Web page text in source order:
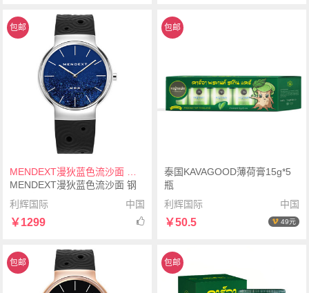
包邮
MENDEXT漫狄蓝色流沙面 钢
色表壳 黑色表带M6IX-M03男士
腕表手表
利辉国际 中国
￥1299
包邮
泰国KAVAGOOD薄荷膏15g*5
瓶
利辉国际
中国
￥50.5 49元
包邮 包邮